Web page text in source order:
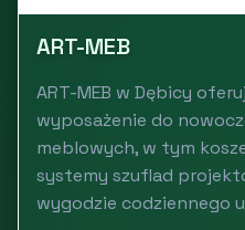
ART-MEB
ART-MEB w Dębicy
wyposażenie do
meblowych, w tym
systemy szuflad
wygodzie codziennego